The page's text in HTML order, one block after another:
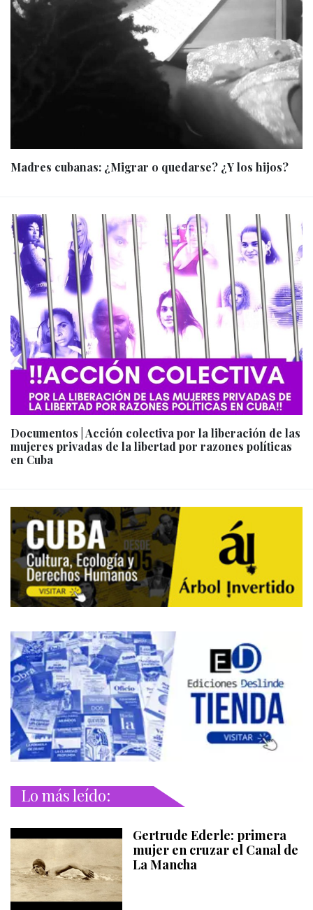
Madres cubanas: ¿Migrar o quedarse? ¿Y los hijos?
Documentos | Acción colectiva por la liberación de las
mujeres privadas de la libertad por razones políticas
en Cuba
Lo más leído:
Gertrude Ederle: primera
mujer en cruzar el Canal de
La Mancha